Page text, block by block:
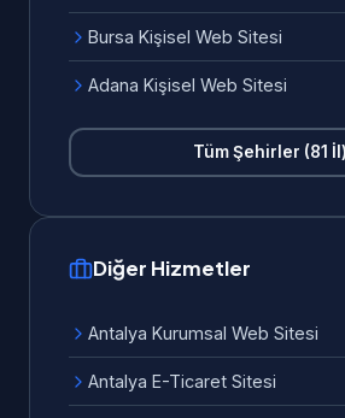
Bursa Kişisel Web Sitesi
Adana Kişisel Web Sitesi
Tüm Şehirler (81 İl)
Diğer Hizmetler
Antalya Kurumsal Web Sitesi
Antalya E-Ticaret Sitesi